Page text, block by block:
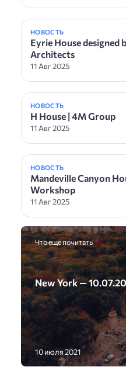
НОВОСТЬ
Eyrie House designed
Architects
11 Авг 2025
НОВОСТЬ
H House | 4M Group
11 Авг 2025
НОВОСТЬ
Mandeville Canyon
Workshop
11 Авг 2025
Что еще почитать
New York —
10 июля 2021